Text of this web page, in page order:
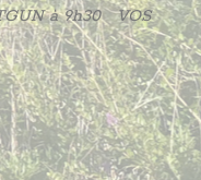
à 9h30 VOS